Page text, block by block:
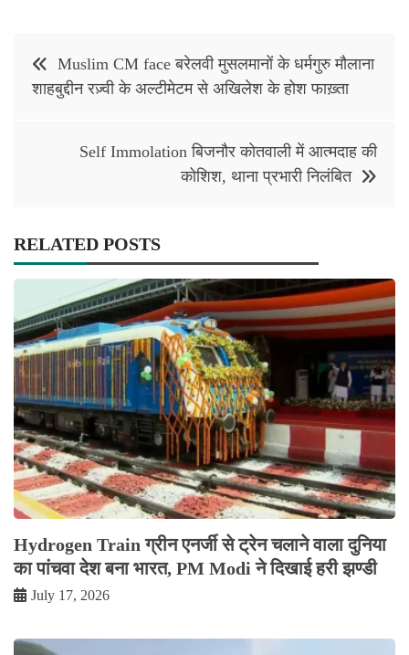
Post
navigation
Muslim CM face बरेलवी मुसलमानों के धर्मगुरु मौलाना
शाहबुद्दीन रज़्वी के अल्टीमेटम से अखिलेश के होश फाख़्ता
Self Immolation बिजनौर कोतवाली में आत्मदाह की
कोशिश, थाना प्रभारी निलंबित
RELATED POSTS
Hydrogen Train ग्रीन एनर्जी से ट्रेन चलाने वाला दुनिया
का पांचवा देश बना भारत, PM Modi ने दिखाई हरी झण्डी
July 17, 2026